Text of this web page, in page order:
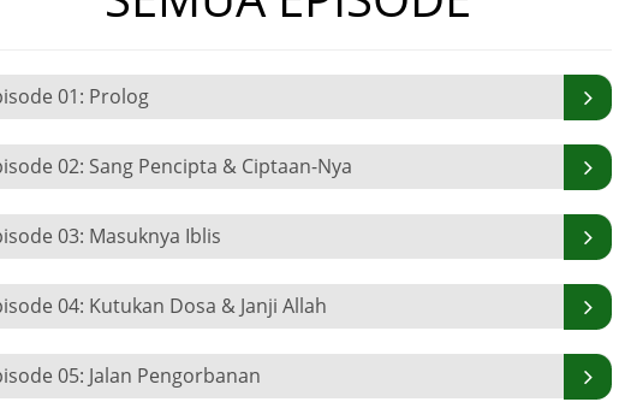
01: Prolog
02: Sang Pencipta & Ciptaan-Nya
03: Masuknya Iblis
04: Kutukan Dosa & Janji Allah
05: Jalan Pengorbanan